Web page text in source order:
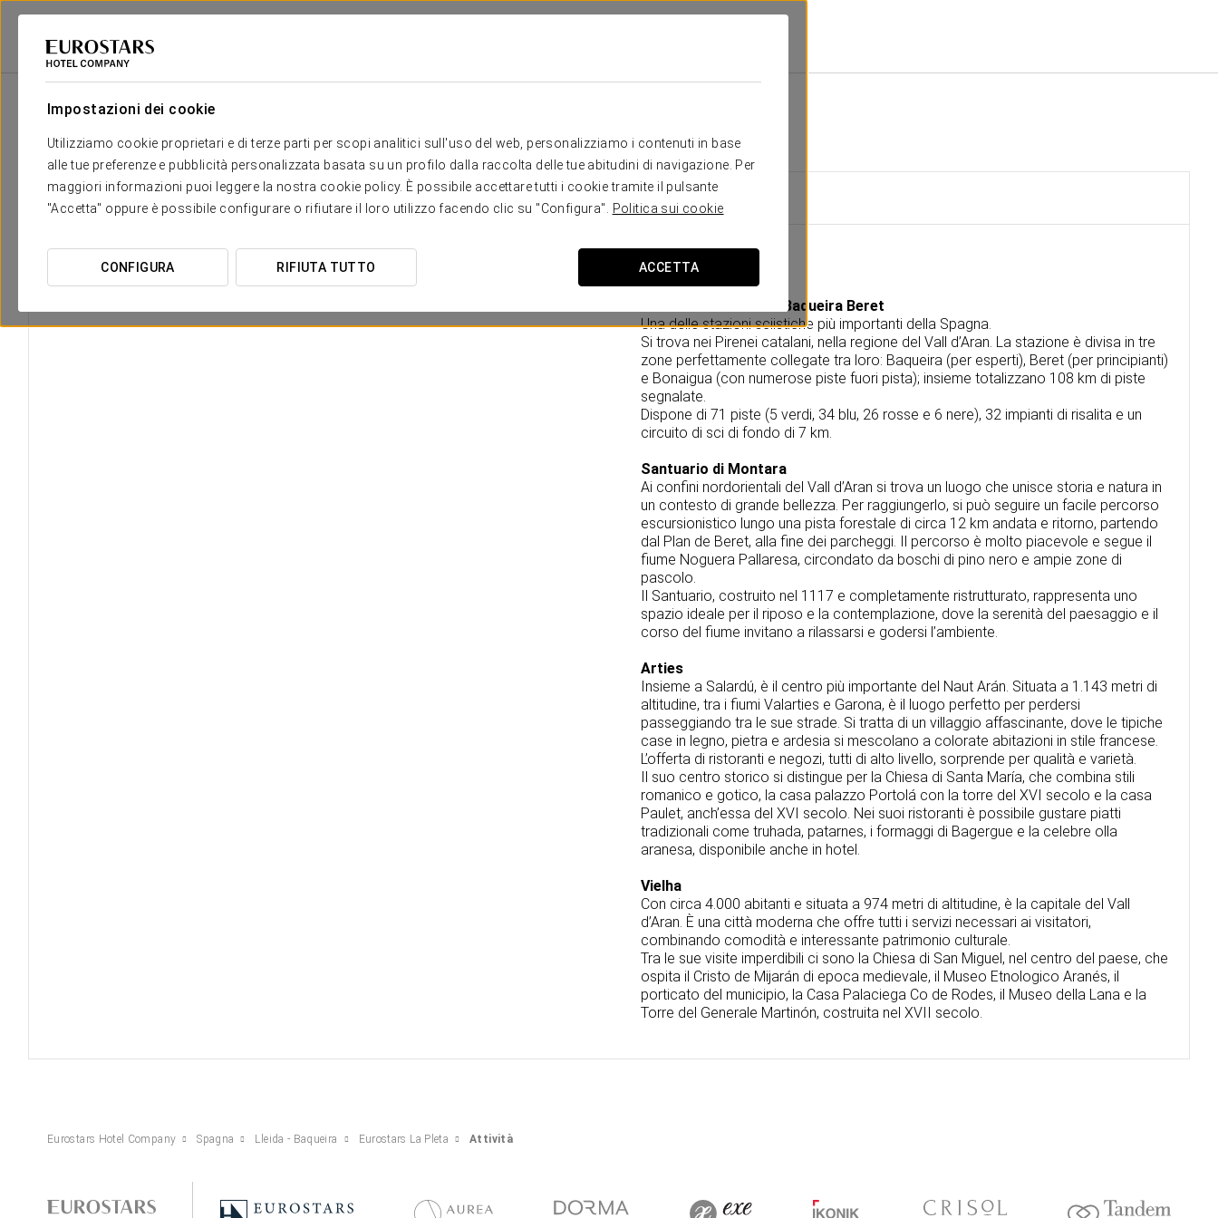
Impostazioni dei cookie
Utilizziamo cookie proprietari e di terze parti per scopi analitici sull'uso del web, personalizziamo i contenuti in base
alle tue preferenze e pubblicità personalizzata basata su un profilo dalla raccolta delle tue abitudini di navigazione. Per
maggiori informazioni puoi leggere la nostra cookie policy. È possibile accettare tutti i cookie tramite il pulsante
"Accetta" oppure è possibile configurare o rifiutare il loro utilizzo facendo clic su "Configura".
Politica sui cookie
CONFIGURA RIFIUTA TUTTO ACCETTA
Eurostars Hotel Company
Cosa visitare
Stazione sciistica di Baqueira Beret
Una delle stazioni sciistiche più importanti della Spagna.
Si trova nei Pirenei catalani, nella regione del Vall d’Aran. La stazione è divisa in tre
zone perfettamente collegate tra loro: Baqueira (per esperti), Beret (per principianti)
e Bonaigua (con numerose piste fuori pista); insieme totalizzano 108 km di piste
segnalate.
Dispone di 71 piste (5 verdi, 34 blu, 26 rosse e 6 nere), 32 impianti di risalita e un
circuito di sci di fondo di 7 km.
Santuario di Montara
Ai confini nordorientali del Vall d’Aran si trova un luogo che unisce storia e natura in
un contesto di grande bellezza. Per raggiungerlo, si può seguire un facile percorso
escursionistico lungo una pista forestale di circa 12 km andata e ritorno, partendo
dal Plan de Beret, alla fine dei parcheggi. Il percorso è molto piacevole e segue il
fiume Noguera Pallaresa, circondato da boschi di pino nero e ampie zone di
pascolo.
Il Santuario, costruito nel 1117 e completamente ristrutturato, rappresenta uno
spazio ideale per il riposo e la contemplazione, dove la serenità del paesaggio e il
corso del fiume invitano a rilassarsi e godersi l’ambiente.
Arties
Insieme a Salardú, è il centro più importante del Naut Arán. Situata a 1.143 metri di
altitudine, tra i fiumi Valarties e Garona, è il luogo perfetto per perdersi
passeggiando tra le sue strade. Si tratta di un villaggio affascinante, dove le tipiche
case in legno, pietra e ardesia si mescolano a colorate abitazioni in stile francese.
L’offerta di ristoranti e negozi, tutti di alto livello, sorprende per qualità e varietà.
Il suo centro storico si distingue per la Chiesa di Santa María, che combina stili
romanico e gotico, la casa palazzo Portolá con la torre del XVI secolo e la casa
Paulet, anch’essa del XVI secolo. Nei suoi ristoranti è possibile gustare piatti
tradizionali come truhada, patarnes, i formaggi di Bagergue e la celebre olla
aranesa, disponibile anche in hotel.
Vielha
Con circa 4.000 abitanti e situata a 974 metri di altitudine, è la capitale del Vall
d’Aran. È una città moderna che offre tutti i servizi necessari ai visitatori,
combinando comodità e interessante patrimonio culturale.
Tra le sue visite imperdibili ci sono la Chiesa di San Miguel, nel centro del paese, che
ospita il Cristo de Mijarán di epoca medievale, il Museo Etnologico Aranés, il
porticato del municipio, la Casa Palaciega Co de Rodes, il Museo della Lana e la
Torre del Generale Martinón, costruita nel XVII secolo.
Eurostars Hotel Company Spagna Lleida - Baqueira Eurostars La Pleta Attività